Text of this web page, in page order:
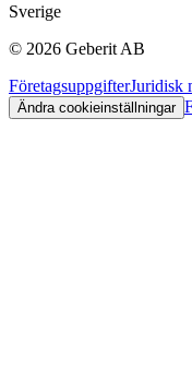
Sverige
© 2026 Geberit AB
FöretagsuppgifterJuridisk
Ändra cookieinställningar